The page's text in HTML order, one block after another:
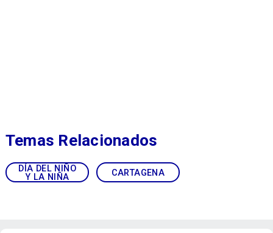
DÍA DEL NIÑO
Y LA NIÑA
CARTAGENA
Temas Relacionados